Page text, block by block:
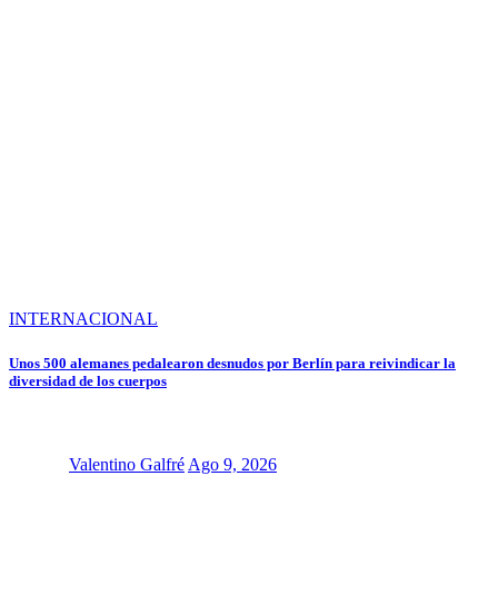
INTERNACIONAL
Unos 500 alemanes pedalearon desnudos por Berlín para reivindicar la
diversidad de los cuerpos
Valentino Galfré Ago 9, 2026